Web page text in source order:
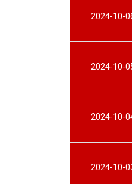
2024-10-
2024-10-
2024-10-
2024-10-